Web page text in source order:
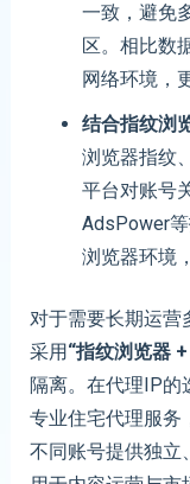
一致，避免
区。相比数
网络环境，
结合指纹浏
浏览器指纹
平台对账号
AdsPower
浏览器环境
对于需要长期运营
采用 “指纹浏览器
隔离。在代理IP的
专业住宅代理服务
不同账号提供独立